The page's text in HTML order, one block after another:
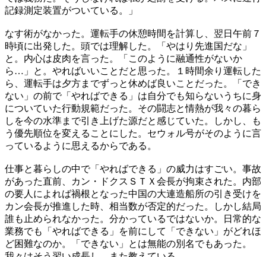
記録測定装置がついている。」
なす術がなかった。運転手の休憩時間を計算し、翌日午前７
時頃に出発した。頭では理解した。「やはり先進国だな」
と。内心は皮肉を言った。「このように融通性がないか
ら…」と。やればいいことだと思った。１時間余り運転した
ら、運転手は夕方までずっと休めば良いことだった。「でき
ない」の前で「やればできる」は自分でも知らないうちに身
についていた行動規範だった。その闘志と情熱が我々の暮ら
しを今の水準まで引き上げた源だと感じていた。しかし、も
う優先順位を変えることにした。セウォル号がそのように言
っているように思えるからである。
仕事と暮らしの中で「やればできる」の威力はすごい。事故
があった直前、カン・ドクスＳＴＸ会長が拘束された。内部
の要人によれば禍根となった中国の大連造船所の引き受けを
カン会長が推進した時、相当数が否定的だった。しかし結局
誰も止められなかった。分かっているではないか。日常的な
業務でも「やればできる」を前にして「できない」がどれほ
ど困難なのか。「できない」とは無能の別名でもあった。